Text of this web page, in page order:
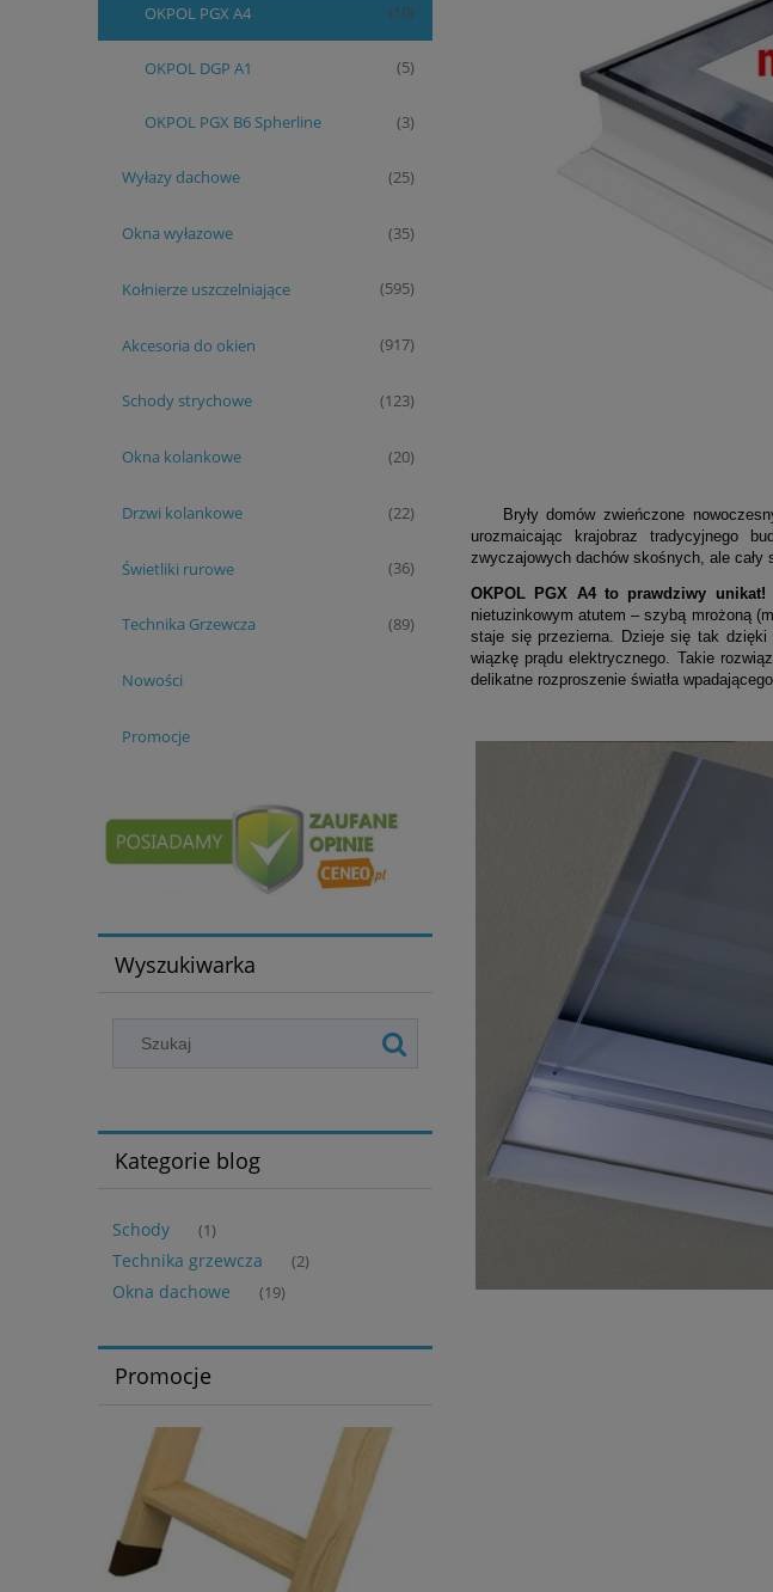
OKPOL PGX A4 (10)
OKPOL DGP A1 (5)
OKPOL PGX B6 Spherline (3)
Wyłazy dachowe (25)
Okna wyłazowe (35)
Kołnierze uszczelniające (595)
Akcesoria do okien (917)
Schody strychowe (123)
Okna kolankowe (20)
Drzwi kolankowe (22)
Świetliki rurowe (36)
Technika Grzewcza (89)
Nowości
Promocje
Wyszukiwarka
Kategorie blog
Schody (1)
Technika grzewcza (2)
Okna dachowe (19)
Promocje
Bryły domów zwieńczone
urozmaicając krajobraz tradycyjnego
zwyczajowych dachów skośnych, ale cały
OKPOL PGX A4 to prawdziwy unikat!
nietuzinkowym atutem – szybą mrożoną
staje się przezierna. Dzieje się tak dzięki
wiązkę prądu elektrycznego. Takie
delikatne rozproszenie światła